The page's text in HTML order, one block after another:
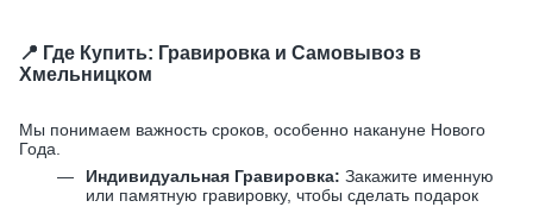
📍 Где Купить: Гравировка и Самовывоз в
Хмельницком
Мы понимаем важность сроков, особенно накануне Нового
Года.
Индивидуальная Гравировка: Закажите именную
или памятную гравировку, чтобы сделать подарок